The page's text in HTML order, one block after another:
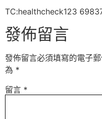
TC:healthcheck123
發佈留言
發佈留言必須填寫的電子
為 *
留言 *